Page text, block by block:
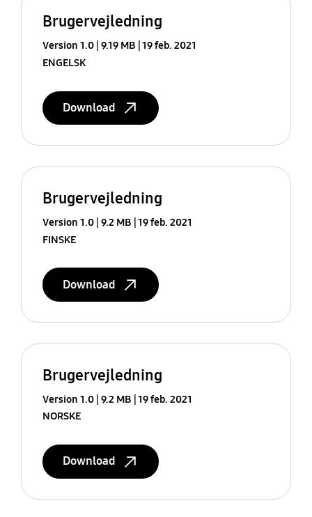
Brugervejledning
Version 1.0 9.19 MB 19 feb. 2021
ENGELSK
Download
Brugervejledning
Version 1.0 9.2 MB 19 feb. 2021
FINSKE
Download
Brugervejledning
Version 1.0 9.2 MB 19 feb. 2021
NORSKE
Download